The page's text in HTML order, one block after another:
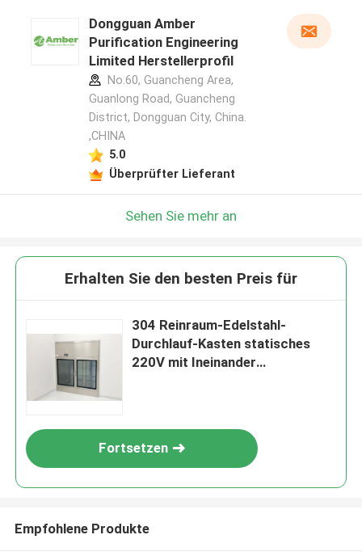
Dongguan Amber
Purification Engineering
Limited Herstellerprofil
No.60, Guancheng Area,
Guanlong Road, Guancheng
District, Dongguan City, China.
,CHINA
5.0
Überprüfter Lieferant
Sehen Sie mehr an
Erhalten Sie den besten Preis für
304 Reinraum-Edelstahl-
Durchlauf-Kasten statisches
220V mit Ineinander
Fortsetzen
Empfohlene Produkte